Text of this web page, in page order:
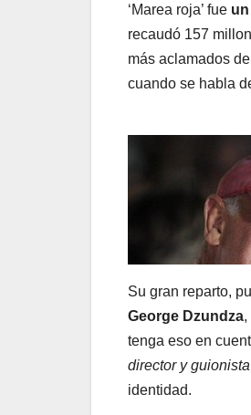
‘Marea roja’ fue
recaudó 157
más aclamados
cuando se habla
Su gran reparto,
George Dzundza,
tenga eso en
director y
identidad.